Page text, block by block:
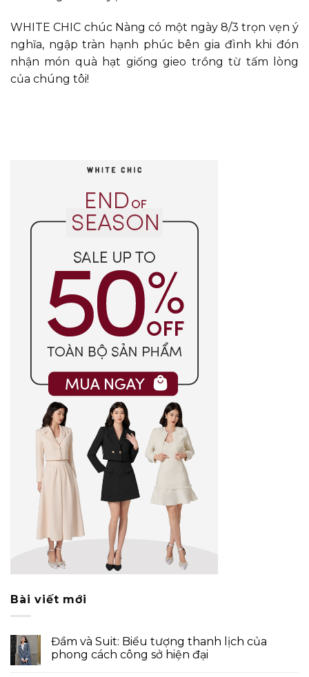
WHITE CHIC chúc Nàng có một ngày 8/3 trọn vẹn ý
nghĩa, ngập tràn hạnh phúc bên gia đình khi đón
nhận món quà hạt giống gieo trồng từ tấm lòng
của chúng tôi!
Bài viết mới
Đầm và Suit: Biểu tượng thanh lịch của
phong cách công sở hiện đại